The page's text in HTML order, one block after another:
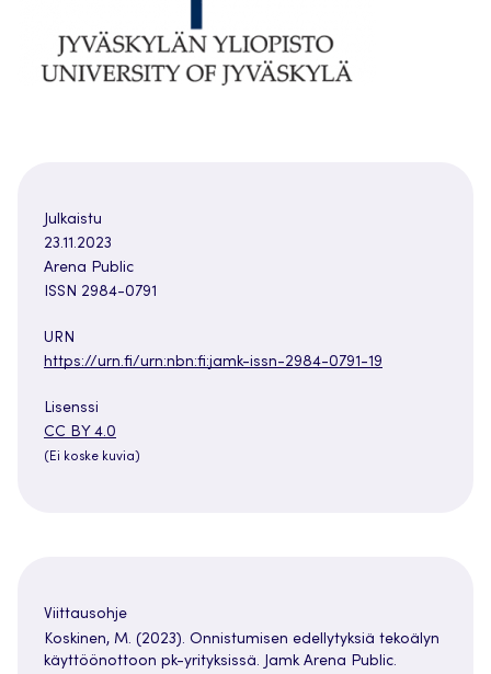
Julkaistu
23.11.2023
Arena Public
ISSN 2984-0791
URN
https://urn.fi/urn:nbn:fi:jamk-issn-2984-0791-19
Lisenssi
CC BY 4.0
uuteen
(Ei koske kuvia)
Viittausohje
Koskinen, M. (2023). Onnistumisen edellytyksiä tekoälyn
käyttöönottoon pk-yrityksissä. Jamk Arena Public.